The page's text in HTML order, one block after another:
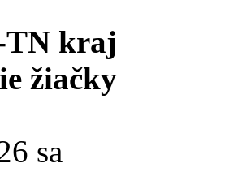
kraj
žiačky
sa